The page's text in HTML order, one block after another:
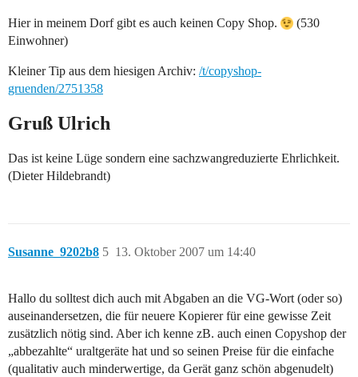
Hier in meinem Dorf gibt es auch keinen Copy Shop.
(530
Einwohner)
Kleiner Tip aus dem hiesigen Archiv: /t/copyshop-
gruenden/2751358
Gruß Ulrich
Das ist keine Lüge sondern eine sachzwangreduzierte Ehrlichkeit.
(Dieter Hildebrandt)
Susanne_9202b8 13. Oktober 2007 um 14:40
5
Hallo du solltest dich auch mit Abgaben an die VG-Wort (oder so)
auseinandersetzen, die für neuere Kopierer für eine gewisse Zeit
zusätzlich nötig sind. Aber ich kenne zB. auch einen Copyshop der
„abbezahlte“ uraltgeräte hat und so seinen Preise für die einfache
(qualitativ auch minderwertige, da Gerät ganz schön abgenudelt)